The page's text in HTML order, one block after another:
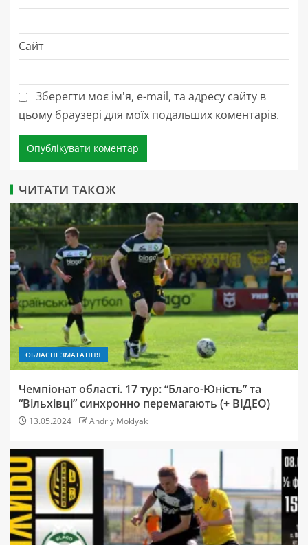
Сайт
Зберегти моє ім'я, e-mail, та адресу сайту в
цьому браузері для моїх подальших коментарів.
ЧИТАТИ ТАКОЖ
ОБЛАСНІ ЗМАГАННЯ
Чемпіонат області. 17 тур: “Благо-Юність” та
“Вільхівці” синхронно перемагають (+ ВІДЕО)
13.05.2024 Andriy Moklyak